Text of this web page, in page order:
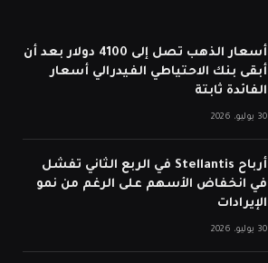
أسعار الذهب تصل إلى 4100 دولار بعد أن
أبقى بنك الاحتياطي الفيدرالي أسعار
الفائدة ثابتة
30 يوليو، 2026
أرباح Stellantis في الربع الثاني تفشل
في انخفاض الأسهم على الرغم من نمو
الإيرادات
30 يوليو، 2026